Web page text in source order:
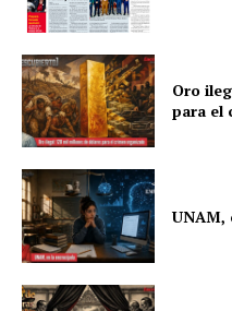
Oro
para el
UNAM,